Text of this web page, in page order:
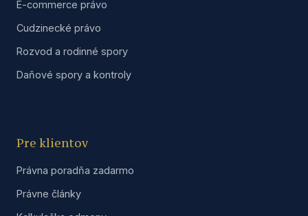
E-commerce právo
Cudzinecké právo
Rozvod a rodinné spory
Daňové spory a kontroly
Pre klientov
Právna poradňa zadarmo
Právne články